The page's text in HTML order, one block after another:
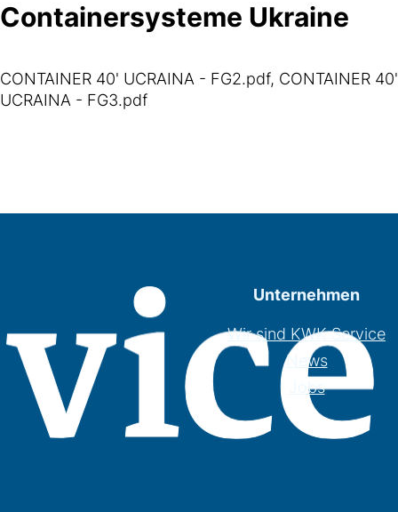
Containersysteme Ukraine
CONTAINER 40' UCRAINA - FG2.pdf, CONTAINER 40'
UCRAINA - FG3.pdf
Unternehmen
Wir sind KWK Service
News
Jobs